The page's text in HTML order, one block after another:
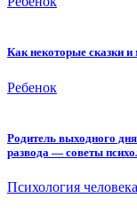
Как некоторые сказки и
Ребенок
Родитель выходного
развода — советы
Психология человека